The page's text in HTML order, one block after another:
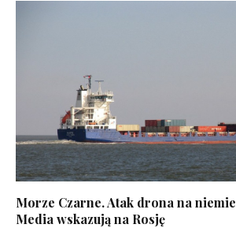
Morze Czarne. Atak drona na
Media wskazują na Rosję